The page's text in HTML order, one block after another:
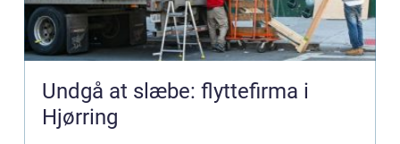
Undgå at slæbe: flyttefirma i
Hjørring